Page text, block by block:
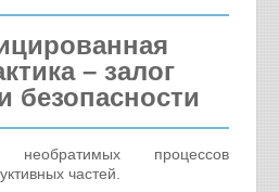
– залог
безопасности
процессов
частей.